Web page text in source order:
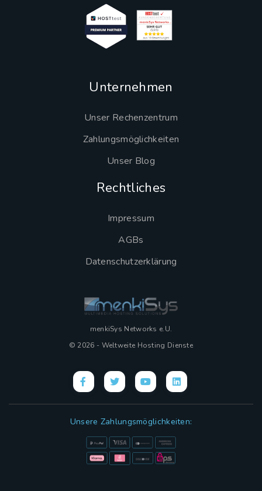
Unternehmen
Unser Rechenzentrum
Zahlungsmöglichkeiten
Unser Blog
Rechtliches
Impressum
AGBs
Datenschutzerklärung
menkiSys Networks e.U.
© 2026 - Weltweite Hosting Dienste
Unsere Zahlungsmöglichkeiten: